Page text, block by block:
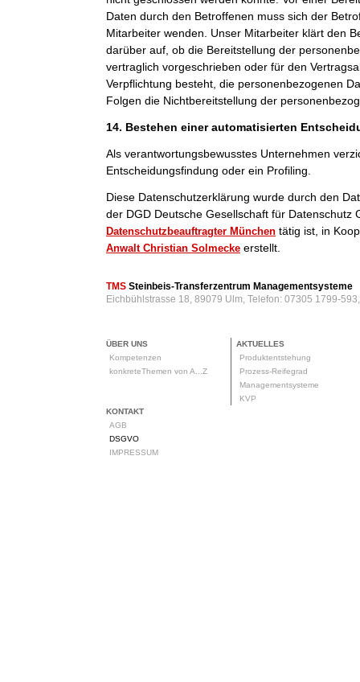
Daten durch den Betroffenen muss sich der
Mitarbeiter wenden. Unser Mitarbeiter klärt den
darüber auf, ob die Bereitstellung der
vertraglich vorgeschrieben oder für den
Verpflichtung besteht, die personenbezogenen
Folgen die Nichtbereitstellung der
14. Bestehen einer automatisierten
Als verantwortungsbewusstes Unternehmen
Entscheidungsfindung oder ein Profiling.
Diese Datenschutzerklärung wurde durch den
der DGD Deutsche Gesellschaft für Datenschutz
Datenschutzbeauftragter München tätig ist, in
Anwalt Christian Solmecke erstellt.
TMS Steinbeis-Transferzentrum Managementsysteme
Eichbühlstrasse 18, 89079 Ulm, Telefon: 07305 1799-
ÜBER UNS
Kompetenzen
konkreteThemen von A...Z
AKTUELLES
Produktentstehung
Prozess-Reifegrad
Managementsysteme
KVP
KONTAKT
AGB
DSGVO
IMPRESSUM